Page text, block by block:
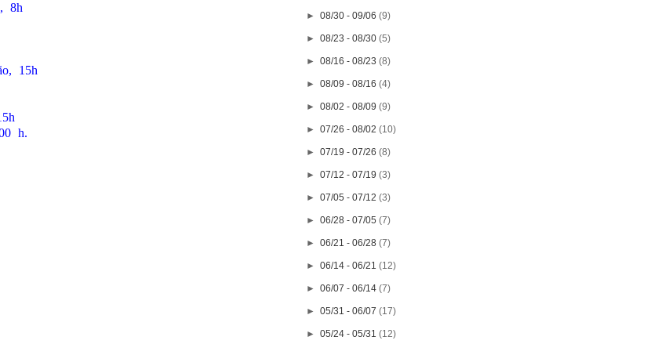
8h
15h
h.
►08/30 - 09/06(9)
►08/23 - 08/30(5)
►08/16 - 08/23(8)
►08/09 - 08/16(4)
►08/02 - 08/09(9)
►07/26 - 08/02(10)
►07/19 - 07/26(8)
►07/12 - 07/19(3)
►07/05 - 07/12(3)
►06/28 - 07/05(7)
►06/21 - 06/28(7)
►06/14 - 06/21(12)
►06/07 - 06/14(7)
►05/31 - 06/07(17)
►05/24 - 05/31(12)